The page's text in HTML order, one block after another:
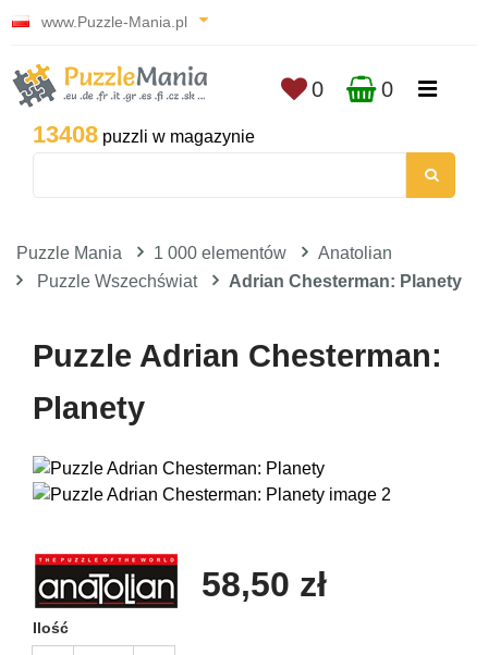
www.Puzzle-Mania.pl
13408 puzzli w magazynie
0 0
Puzzle Mania 1 000 elementów
Anatolian
Puzzle Wszechświat
Adrian Chesterman: Planety
Puzzle Adrian Chesterman:
Planety
58,50 zł
Ilość